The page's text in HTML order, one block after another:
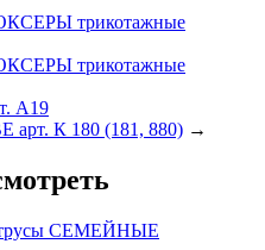
А19
арт. К 180 (181, 880) →